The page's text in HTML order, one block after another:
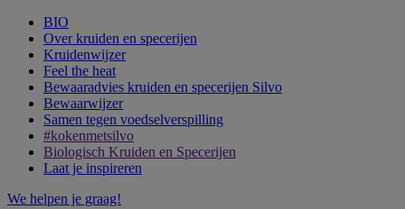
BIO
Over kruiden en specerijen
Kruidenwijzer
Feel the heat
Bewaaradvies kruiden en specerijen Silvo
Bewaarwijzer
Samen tegen voedselverspilling
#kokenmetsilvo
Biologisch Kruiden en Specerijen
Laat je inspireren
We helpen je graag!